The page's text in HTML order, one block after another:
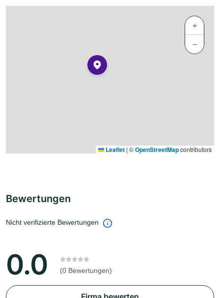
+
−
Leaflet | ©OpenStreetMapcontributors
Bewertungen
Nicht verifizierte Bewertungen
0.0 (0 Bewertungen)